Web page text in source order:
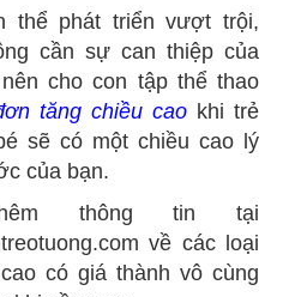
thể phát triển vượt trội,
cần sự can thiệp của
cho con tập thể thao
tăng chiều cao khi trẻ
sẽ có một chiều cao lý
của bạn.
thông tin tại
về các loại
có giá thành vô cùng